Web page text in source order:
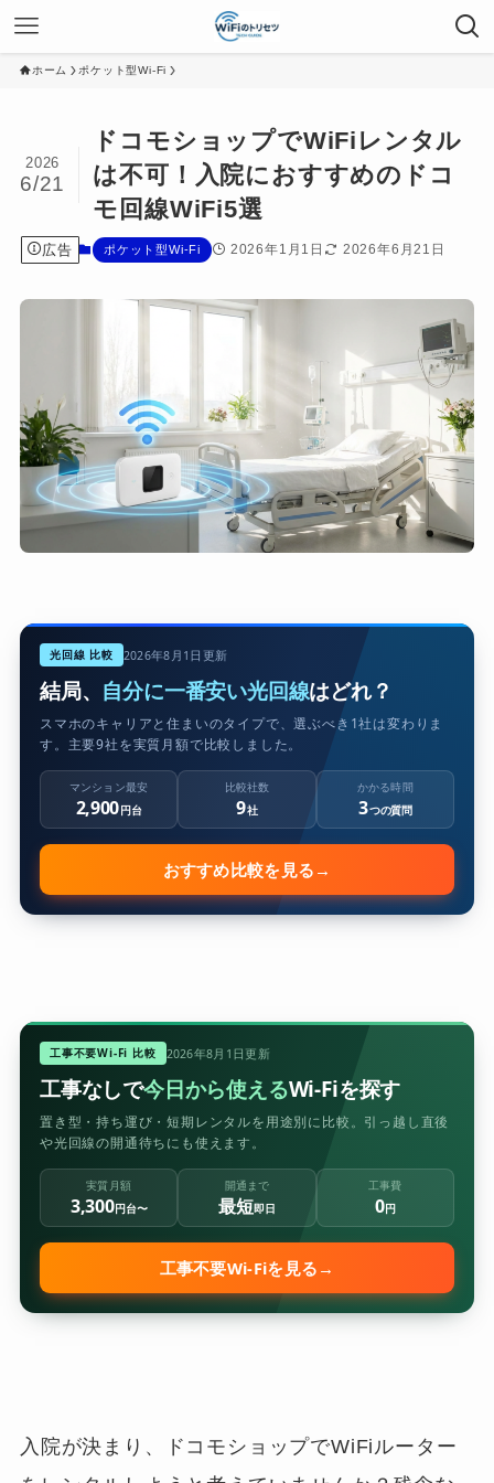
ホーム ポケット型Wi-Fi
ドコモショップでWiFiレンタル
は不可！入院におすすめのドコ
モ回線WiFi5選
2026
6/21
広告 ポケット型Wi-Fi 2026年1月1日 2026年6月21日
光回線 比較 2026年8月1日更新
結局、 自分に一番安い光回線はどれ？
スマホのキャリアと住まいのタイプで、選ぶべき1社は変わりま
す。主要9社を実質月額で比較しました。
マンション最安
2,900円台
比較社数
9社
かかる時間
3つの質問
おすすめ比較を見る →
工事不要Wi-Fi 比較 2026年8月1日更新
工事なしで今日から使えるWi-Fiを探す
置き型・持ち運び・短期レンタルを用途別に比較。引っ越し直後
や光回線の開通待ちにも使えます。
実質月額
3,300円台〜
開通まで
最短即日
工事費
0円
工事不要Wi-Fiを見る →
入院が決まり、ドコモショップでWiFiルーター